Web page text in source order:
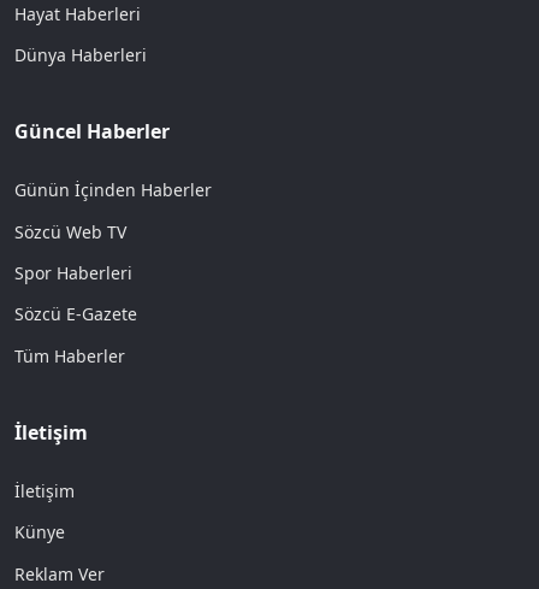
Hayat Haberleri
Dünya Haberleri
Güncel Haberler
Günün İçinden Haberler
Sözcü Web TV
Spor Haberleri
Sözcü E-Gazete
Tüm Haberler
İletişim
İletişim
Künye
Reklam Ver